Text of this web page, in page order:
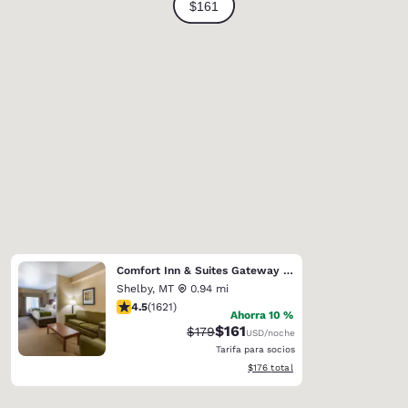
Comfort Inn & Suites Gateway to Glacier National Park
Shelby, MT
0.94 mi
calificación de 4.47 estrellas. Excelente. 1621 reseñas
4.5(1621)
Ahorra 10 %
Precio tachado:
$179Precio con descuento:
$161USD/noche
Tarifa para socios
Ver detalles del total estimado
$176 total